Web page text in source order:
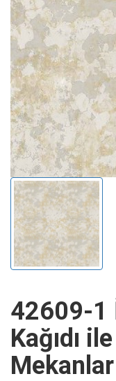
42609-1
Kağıdı
Mekanlar